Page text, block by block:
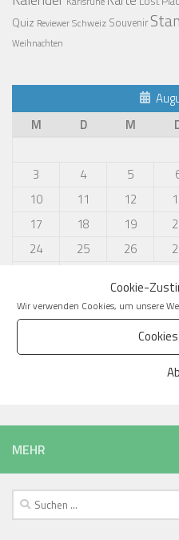
Wir verwenden Cookies, um unsere
Quiz ReviewerSchweiz Souvenir
Weihnachten
M
D M
3
4 5
10
11 12
17
18 19
24
25 26
MEHR
Suchen
nach: